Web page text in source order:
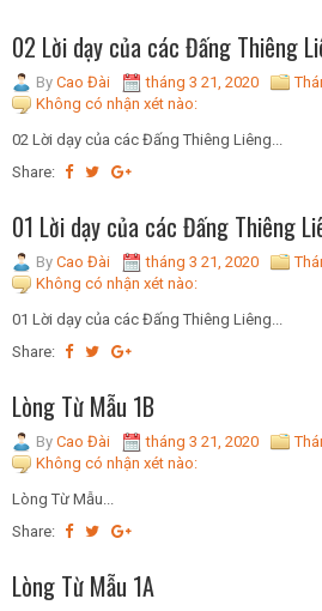
02 Lời dạy của các Đấng Thiêng
By Cao Đài tháng 3 21, 2020
Không có nhận xét nào:
02 Lời dạy của các Đấng Thiêng Liêng...
Share:
01 Lời dạy của các Đấng Thiêng
By Cao Đài tháng 3 21, 2020
Không có nhận xét nào:
01 Lời dạy của các Đấng Thiêng Liêng...
Share:
Lòng Từ Mẫu 1B
By Cao Đài tháng 3 21, 2020
Không có nhận xét nào:
Lòng Từ Mẫu...
Share:
Lòng Từ Mẫu 1A